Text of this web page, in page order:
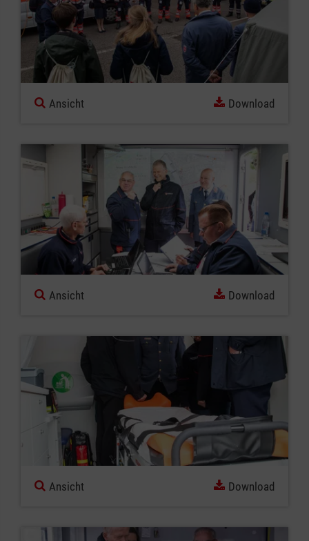
Ansicht Download
Ansicht Download
Ansicht Download